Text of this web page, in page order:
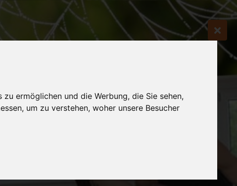
ermöglichen und die Werbung, die Sie sehen,
um zu verstehen, woher unsere Besucher